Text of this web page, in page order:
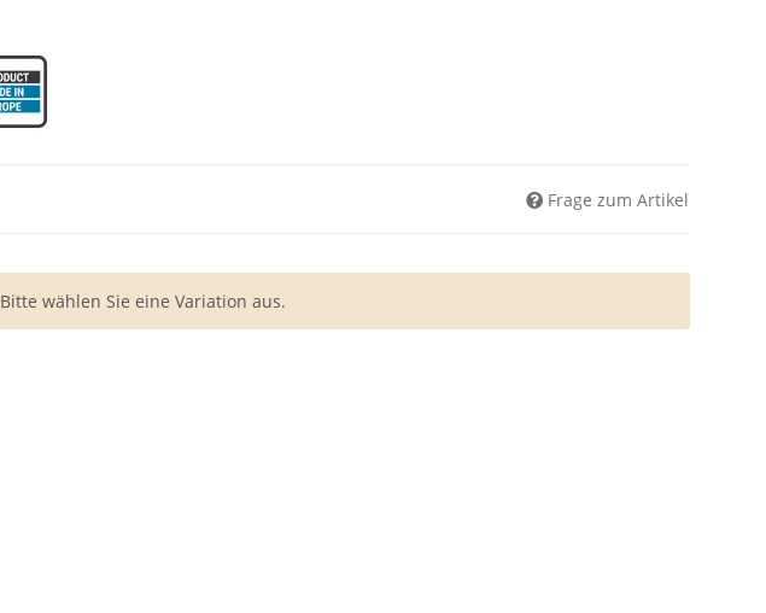
Frage zum Artikel
x
Bitte wählen Sie eine Variation aus.